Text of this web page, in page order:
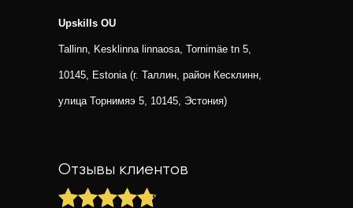
Upskills OU
Tallinn, Kesklinna linnaosa, Tornimäe tn 5,
10145, Estonia (г. Таллин, район Кесклинн,
улица Торнимяэ 5, 10145, Эстония)
Отзывы клиентов